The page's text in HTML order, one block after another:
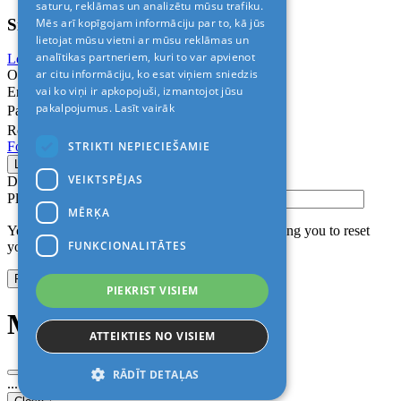
Sign In
Login with Facebook Login with Google
Or
Email
Password
Remember me
Forgot Password?
Don’t have an account?
Please confirm login email below
You will receive an email containing a link allowing you to reset
your password to a new preferred one.
Modal title
...
saturu, reklāmas un analizētu mūsu trafiku.
Mēs arī kopīgojam informāciju par to, kā jūs
lietojat mūsu vietni ar mūsu reklāmas un
analītikas partneriem, kuri to var apvienot
ar citu informāciju, ko esat viņiem sniedzis
vai ko viņi ir apkopojuši, izmantojot jūsu
pakalpojumus. Lasīt vairāk
STRIKTI NEPIECIEŠAMIE
VEIKTSPĒJAS
MĒRĶA
FUNKCIONALITĀTES
PIEKRIST VISIEM
ATTEIKTIES NO VISIEM
RĀDĪT DETAĻAS